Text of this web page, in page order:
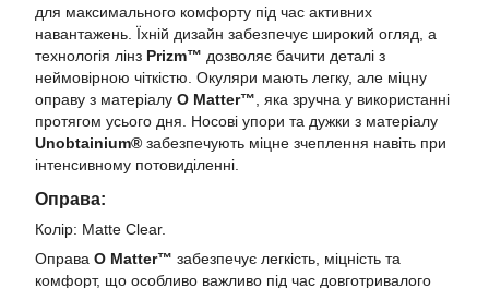
для максимального комфорту під час активних
навантажень. Їхній дизайн забезпечує широкий огляд, а
технологія лінз Prizm™ дозволяє бачити деталі з
неймовірною чіткістю. Окуляри мають легку, але міцну
оправу з матеріалу O Matter™ , яка зручна у використанні
протягом усього дня. Носові упори та дужки з матеріалу
Unobtainium® забезпечують міцне зчеплення навіть при
інтенсивному потовиділенні.
Оправа:
Колір: Matte Clear.
Оправа O Matter™ забезпечує легкість, міцність та
комфорт, що особливо важливо під час довготривалого